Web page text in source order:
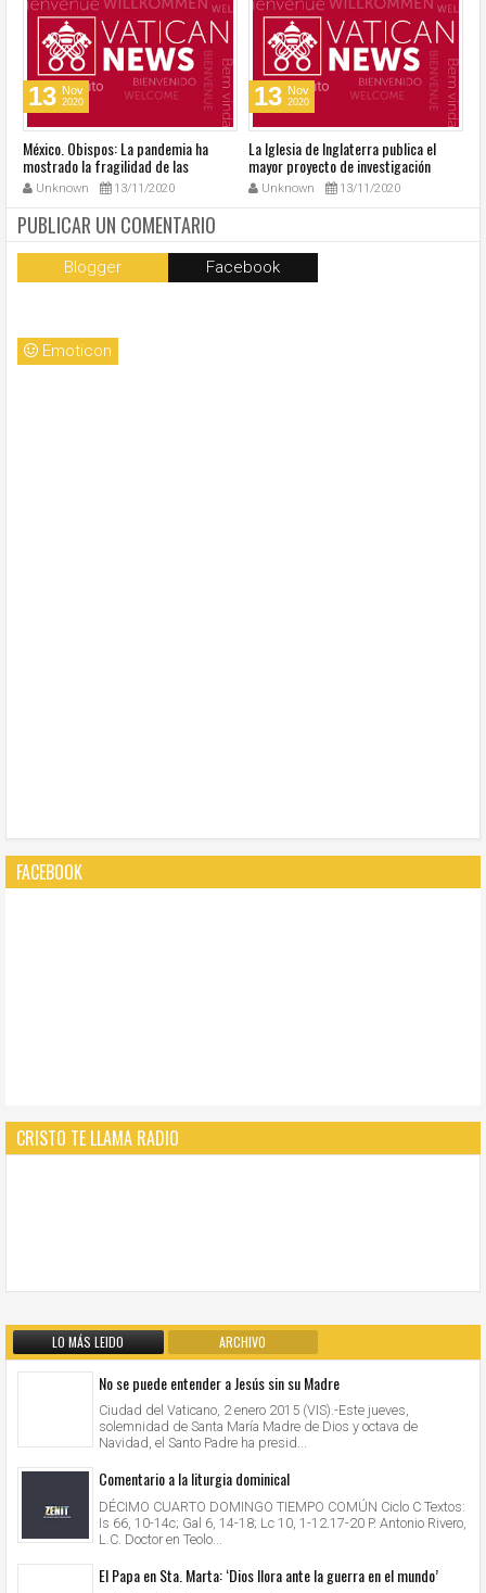
13 Nov
2020
México. Obispos: La pandemia ha
mostrado la fragilidad de las
estructuras del país
Unknown 13/11/2020
13 Nov
2020
La Iglesia de Inglaterra publica el
mayor proyecto de investigación
sobre sexualidad
Unknown 13/11/2020
PUBLICAR UN COMENTARIO
Blogger Facebook
Emoticon
FACEBOOK
CRISTO TE LLAMA RADIO
LO MÁS LEIDO ARCHIVO
No se puede entender a Jesús sin su Madre
Ciudad del Vaticano, 2 enero 2015 (VIS).-Este jueves,
solemnidad de Santa María Madre de Dios y octava de
Navidad, el Santo Padre ha presid...
Comentario a la liturgia dominical
DÉCIMO CUARTO DOMINGO TIEMPO COMÚN Ciclo C Textos:
Is 66, 10-14c; Gal 6, 14-18; Lc 10, 1-12.17-20 P. Antonio Rivero,
L.C. Doctor en Teolo...
El Papa en Sta. Marta: ‘Dios llora ante la guerra en el mundo’